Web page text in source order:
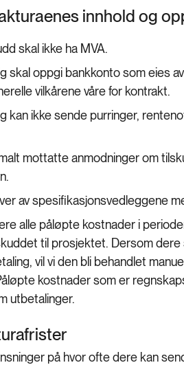
innhold og
skal ikke ha MVA.
skal oppgi bankkonto som eies
vilkårene våre for kontrakt.
kan ikke sende purringer,
mottatte anmodninger om
av spesifikasjonsvedleggene
alle påløpte kostnader i
til prosjektet. Dersom
vil vi den bli behandlet
kostnader som er
utbetalinger.
på hvor ofte dere kan